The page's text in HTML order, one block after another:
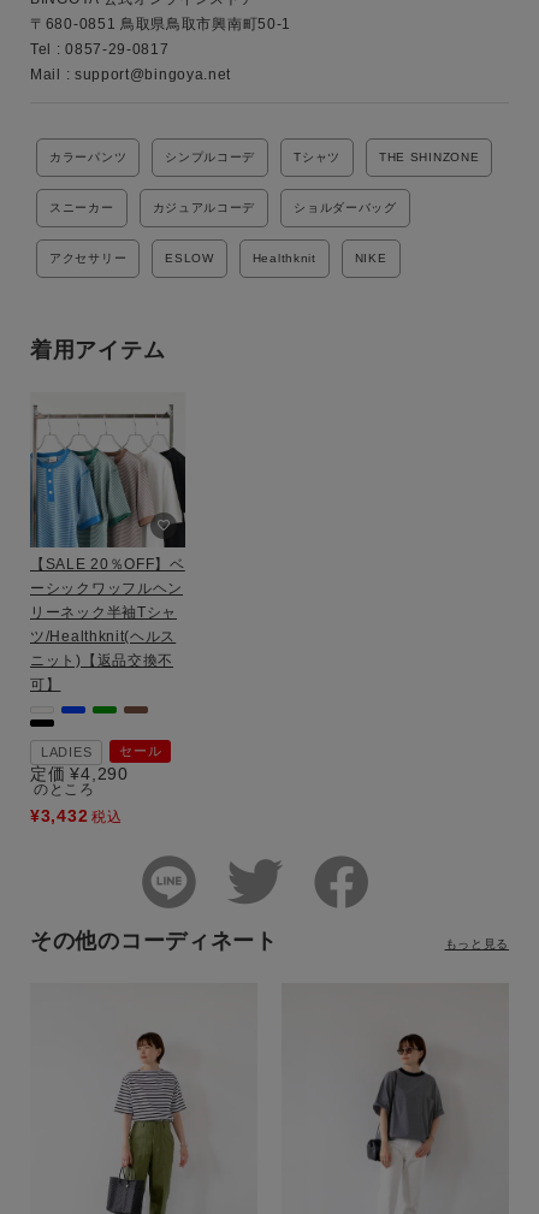
ブランド
〒680-0851 鳥取県鳥取市興南町50-1
Tel : 0857-29-0817
Mail : support@bingoya.net
カラーパンツ シンプルコーデ Tシャツ THE SHINZONE
スニーカー カジュアルコーデ ショルダーバッグ
アクセサリー ESLOW Healthknit NIKE
着用アイテム
【SALE 20％OFF】ベ
ーシックワッフルヘン
リーネック半袖Tシャ
ツ/Healthknit(ヘルス
ニット)【返品交換不
可】
LADIES セール
定価 ¥4,290
のところ
¥3,432 税込
その他のコーディネート もっと見る